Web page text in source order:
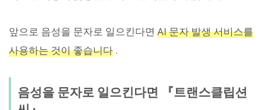
앞으로 음성을 문자로 일으킨다면 AI 문자 발생 서비스를
사용하는 것이 좋습니다 .
음성을 문자로 일으킨다면 『트랜스클립션